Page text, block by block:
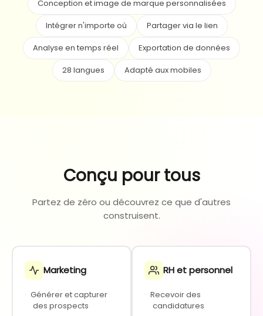
Conception et image de marque personnalisées
Intégrer n'importe où
Partager via le lien
Analyse en temps réel
Exportation de données
28 langues
Adapté aux mobiles
Conçu pour tous
Partez de zéro ou découvrez ce que d'autres
construisent.
Marketing
· Générer et capturer
des prospects
RH et personnel
· Recevoir des
candidatures